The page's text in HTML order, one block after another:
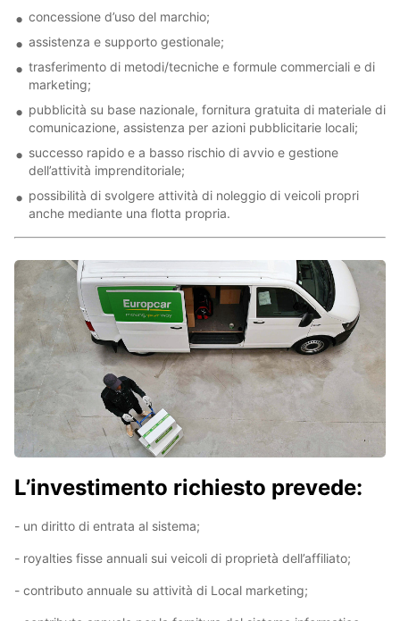
concessione d’uso del marchio;
assistenza e supporto gestionale;
trasferimento di metodi/tecniche e formule commerciali e di
marketing;
pubblicità su base nazionale, fornitura gratuita di materiale di
comunicazione, assistenza per azioni pubblicitarie locali;
successo rapido e a basso rischio di avvio e gestione
dell’attività imprenditoriale;
possibilità di svolgere attività di noleggio di veicoli propri
anche mediante una flotta propria.
L’investimento richiesto prevede:
- un diritto di entrata al sistema;
- royalties fisse annuali sui veicoli di proprietà dell’affiliato;
- contributo annuale su attività di Local marketing;